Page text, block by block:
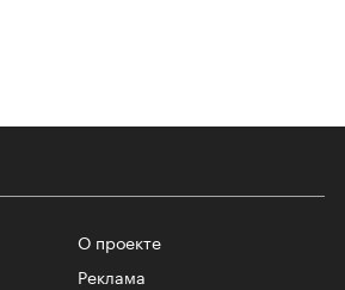
О проекте
Реклама